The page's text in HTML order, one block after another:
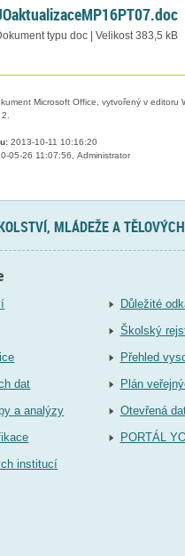
typu doc | Velikost 383,5 kB
Microsoft Office, vytvořený v
2013-10-11 10:16:20
05-26 11:07:56, Administrator
MLÁDEŽE A
dat
a analýzy
institucí
Důležité
Školský
Přehled
Plán
Otevřená
PORTÁL